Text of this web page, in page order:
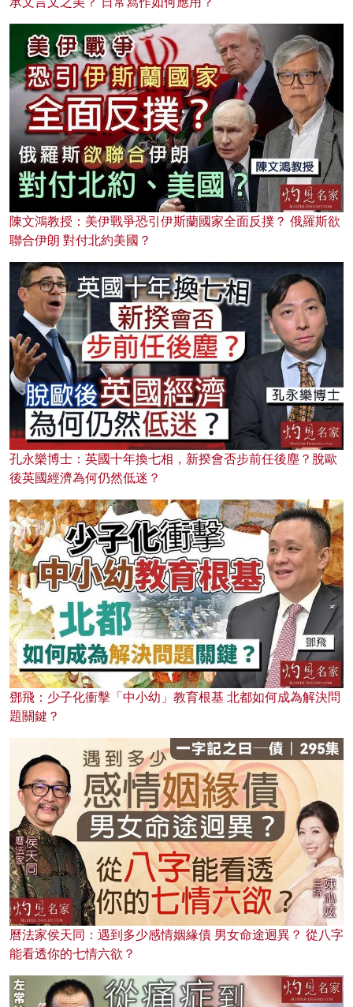
陳文鴻教授：美伊戰爭恐引伊斯蘭國家全面反撲？ 俄羅斯欲
聯合伊朗 對付北約美國？
孔永樂博士：英國十年換七相，新揆會否步前任後塵？脫歐
後英國經濟為何仍然低迷？
鄧飛：少子化衝擊「中小幼」教育根基 北都如何成為解決問
題關鍵？
曆法家侯天同：遇到多少感情姻緣債 男女命途迥異？ 從八字
能看透你的七情六欲？